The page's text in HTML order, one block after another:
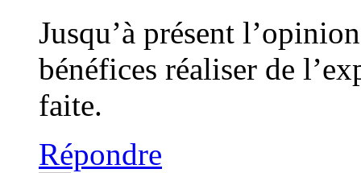
Jusqu’à présent
bénéfices réaliser de
faite.
Répondre